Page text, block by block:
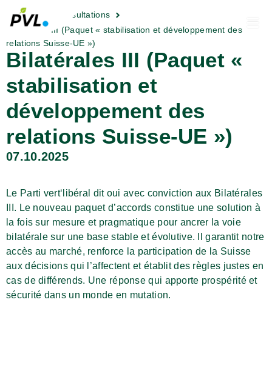
Politique
Consultations
Bilatérales III (Paquet « stabilisation et développement des
relations Suisse-UE »)
Bilatérales III (Paquet «
stabilisation et
développement des
relations Suisse-UE »)
07.10.2025
Le Parti vert‘libéral dit oui avec conviction aux Bilatérales
III. Le nouveau paquet d’accords constitue une solution à
la fois sur mesure et pragmatique pour ancrer la voie
bilatérale sur une base stable et évolutive. Il garantit notre
accès au marché, renforce la participation de la Suisse
aux décisions qui l’affectent et établit des règles justes en
cas de différends. Une réponse qui apporte prospérité et
sécurité dans un monde en mutation.